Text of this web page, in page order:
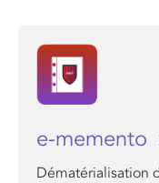
e-memento
Dématérialisation